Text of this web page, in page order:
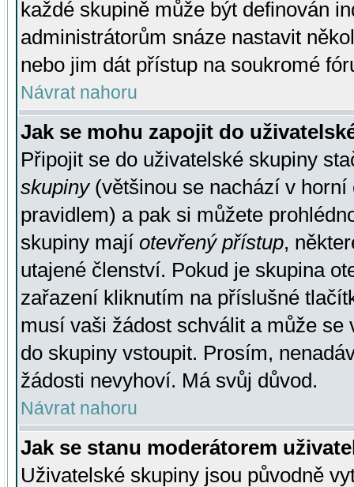
každé skupině může být definován
administrátorům snáze nastavit
nebo jim dát přístup na soukromé
Návrat nahoru
Jak se mohu zapojit do
Připojit se do uživatelské skupiny
skupiny(většinou se nachází v horní
pravidlem) a pak si můžete
skupiny mají otevřený přístup,
utajené členství. Pokud je skupina
zařazení kliknutím na příslušné
musí vaši žádost schválit a může se
do skupiny vstoupit. Prosím,
žádosti nevyhoví. Má svůj důvod.
Návrat nahoru
Jak se stanu moderátorem
Uživatelské skupiny jsou původně